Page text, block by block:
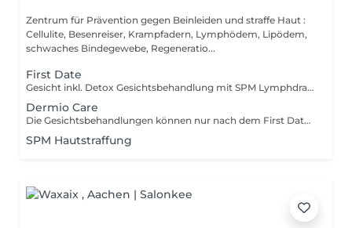
Zentrum für Prävention gegen Beinleiden und straffe Haut :
Cellulite, Besenreiser, Krampfadern, Lymphödem, Lipödem,
schwaches Bindegewebe, Regeneratio...
First Date
Gesicht inkl. Detox Gesichtsbehandlung mit SPM Lymphdrainage und Detox Wirkstoff, intensiver Beratung und digitaler Hautanalyse
Dermio Care
Die Gesichtsbehandlungen können nur nach dem First Date gebucht werden, bitte rufen Sie mich an
SPM Hautstraffung